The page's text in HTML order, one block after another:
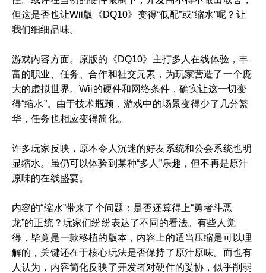
但这是否也让Wii版《DQ10》变得“低配”或“缩水”呢？让
我们细细品味。
游戏内容方面。原版的《DQ10》主打多人在线体验，丰
富的职业、任务、合作和社交元素，为玩家营造了一个庞
大的虚拟世界。Wii的硬件和网络条件，确实让这一切变
得“缩水”。由于技术瓶颈，游戏中的场景变得少了几分繁
华，任务也相应变得简化。
许多玩家反映，原本令人沉迷的好友系统和公会系统也明
显缩水。虽仍可以体验到某种“多人”乐趣，但不再是原汁
原味的在线盛宴。
内容的“缩水”带来了个问题：是否还算得上“勇者斗恶
龙”的正统？玩家们纷纷表达了不同的看法。有些人觉
得，毕竟是一款移植的版本，内容上的适当压缩是可以理
解的，关键还在于核心玩法是否保持了原汁原味。而也有
人认为，内容简化反映了开发者对硬件的妥协，似乎削弱